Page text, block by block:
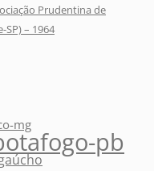
Prudentina de
– 1964
mg
pb